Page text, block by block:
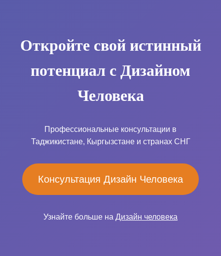
Откройте свой истинный
потенциал с Дизайном
Человека
Профессиональные консультации в
Таджикистане, Кыргызстане и странах СНГ
Консультация Дизайн Человека
Узнайте больше на Дизайн человека